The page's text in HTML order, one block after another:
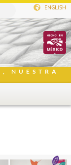
ENGLISH
NUESTRA